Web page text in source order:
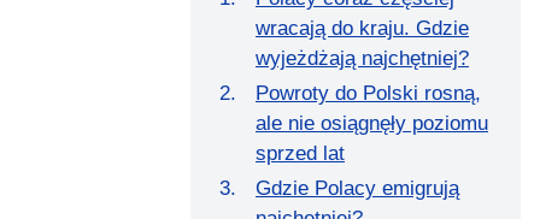
wracają do kraju. Gdzie
wyjeżdżają najchętniej?
Powroty do Polski rosną,
ale nie osiągnęły poziomu
sprzed lat
Gdzie Polacy emigrują